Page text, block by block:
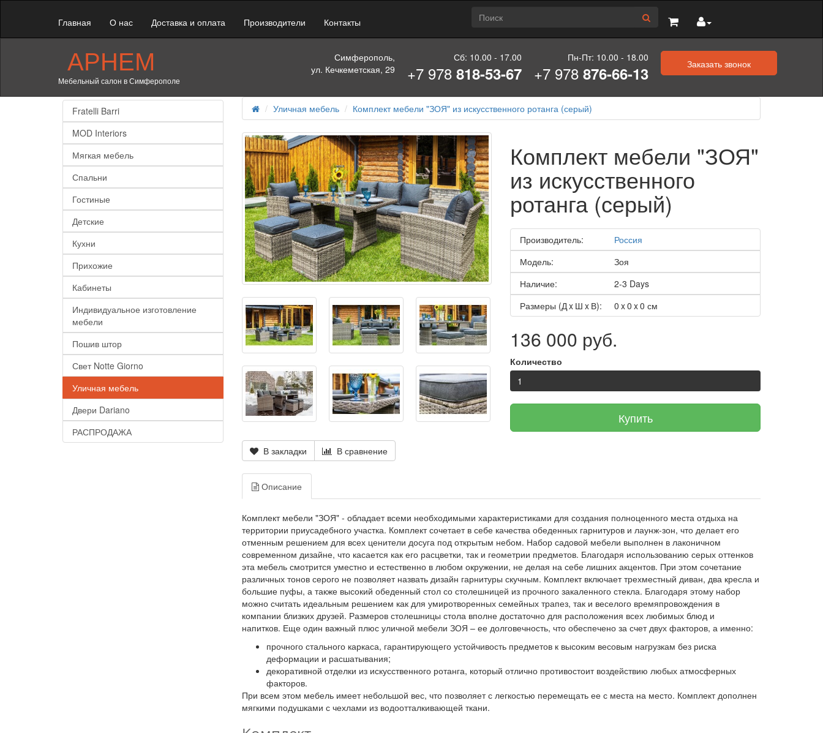
Главная О нас Доставка и оплата Производители Контакты
АРНЕМ
Мебельный салон в Симферополе
Симферополь,
ул. Кечкеметская, 29
Сб: 10.00 - 17.00
+7 978818-53-67
Пн-Пт: 10.00 - 18.00
+7 978876-66-13 Заказать звонок
Fratelli Barri
MOD Interiors
Мягкая мебель
Спальни
Гостиные
Детские
Кухни
Прихожие
Кабинеты
Индивидуальное изготовление
мебели
Пошив штор
Свет Notte Giorno
Уличная мебель
Двери Dariano
РАСПРОДАЖА
Уличная мебель Комплект мебели "ЗОЯ" из искусственного ротанга (серый)
В закладки В сравнение
Комплект мебели "ЗОЯ"
из искусственного
ротанга (серый)
Производитель:
Россия
Модель:
Зоя
Наличие:
2-3 Days
Размеры (Д x Ш x В):
0 x 0 x 0 см
136 000 руб.
Количество
Купить
Описание
Комплект мебели "ЗОЯ" - обладает всеми необходимыми характеристиками для создания полноценного места отдыха на
территории приусадебного участка. Комплект сочетает в себе качества обеденных гарнитуров и лаунж-зон, что делает его
отменным решением для всех ценители досуга под открытым небом. Набор садовой мебели выполнен в лаконичном
современном дизайне, что касается как его расцветки, так и геометрии предметов. Благодаря использованию серых оттенков
эта мебель смотрится уместно и естественно в любом окружении, не делая на себе лишних акцентов. При этом сочетание
различных тонов серого не позволяет назвать дизайн гарнитуры скучным. Комплект включает трехместный диван, два кресла и
большие пуфы, а также высокий обеденный стол со столешницей из прочного закаленного стекла. Благодаря этому набор
можно считать идеальным решением как для умиротворенных семейных трапез, так и веселого времяпровождения в
компании близких друзей. Размеров столешницы стола вполне достаточно для расположения всех любимых блюд и
напитков. Еще один важный плюс уличной мебели ЗОЯ – ее долговечность, что обеспечено за счет двух факторов, а именно:
прочного стального каркаса, гарантирующего устойчивость предметов к высоким весовым нагрузкам без риска
деформации и расшатывания;
декоративной отделки из искусственного ротанга, который отлично противостоит воздействию любых атмосферных
факторов.
При всем этом мебель имеет небольшой вес, что позволяет с легкостью перемещать ее с места на место. Комплект дополнен
мягкими подушками с чехлами из водоотталкивающей ткани.